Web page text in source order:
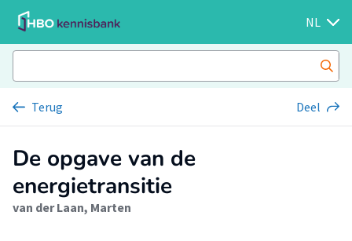
NL
Terug Deel
De opgave van de
energietransitie
van der Laan, Marten